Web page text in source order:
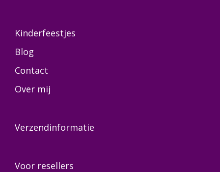
Kinderfeestjes
Blog
Contact
Over mij
Verzendinformatie
Voor resellers